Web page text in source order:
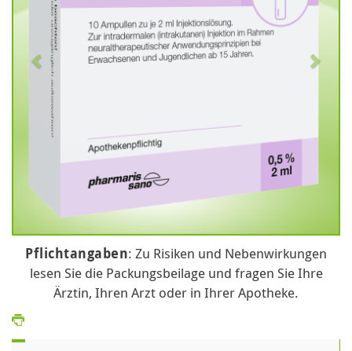
Pflichtangaben: Zu Risiken und Nebenwirkungen
lesen Sie die Packungsbeilage und fragen Sie Ihre
Ärztin, Ihren Arzt oder in Ihrer Apotheke.